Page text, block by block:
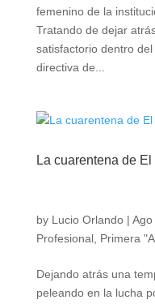
femenino de la
Tratando de dejar
satisfactorio dentro
directiva de...
La cuarentena de El
by Lucio Orlando|
Profesional, Primera
Dejando atrás una
peleando en la lucha